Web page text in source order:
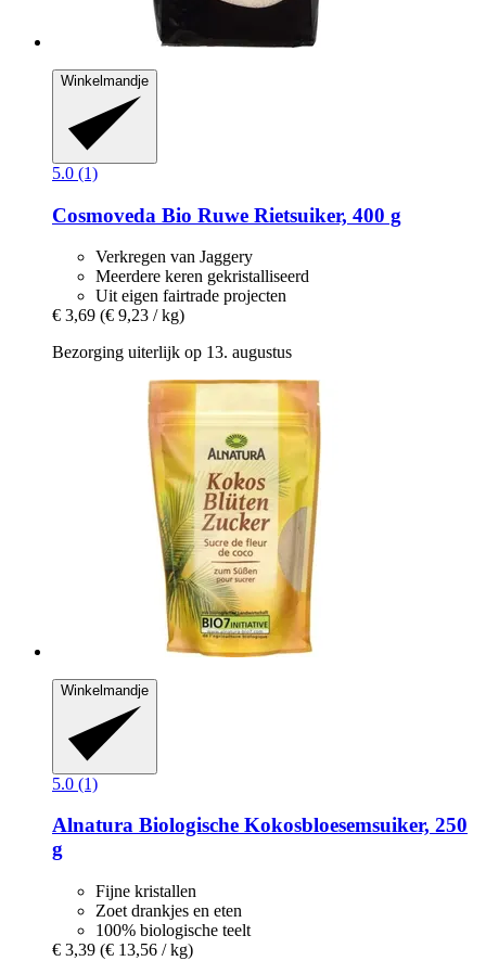
Winkelmandje
5.0 (1)
Cosmoveda Bio Ruwe Rietsuiker, 400 g
Verkregen van Jaggery
Meerdere keren gekristalliseerd
Uit eigen fairtrade projecten
€ 3,69 (€ 9,23 / kg)
Bezorging uiterlijk op 13. augustus
Winkelmandje
5.0 (1)
Alnatura Biologische Kokosbloesemsuiker, 250
g
Fijne kristallen
Zoet drankjes en eten
100% biologische teelt
€ 3,39 (€ 13,56 / kg)